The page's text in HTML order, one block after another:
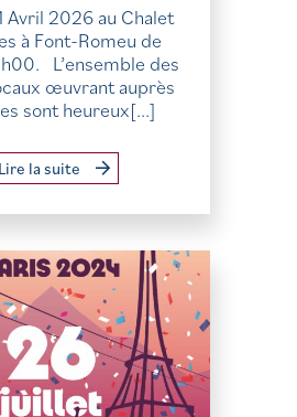
Avril 2026 au Chalet
à Font-Romeu de
L’ensemble des
œuvrant auprès
sont heureux[...]
Lire la suite